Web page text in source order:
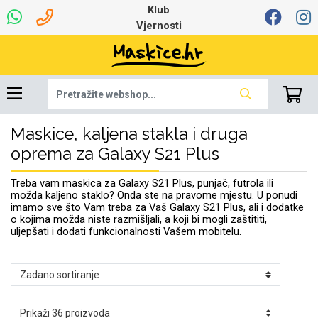
Klub
Vjernosti
Maskice, kaljena stakla i druga
oprema za Galaxy S21 Plus
Treba vam maskica za Galaxy S21 Plus, punjač, futrola ili
možda kaljeno staklo? Onda ste na pravome mjestu. U ponudi
imamo sve što Vam treba za Vaš Galaxy S21 Plus, ali i dodatke
o kojima možda niste razmišljali, a koji bi mogli zaštititi,
uljepšati i dodati funkcionalnosti Vašem mobitelu.
Dinamo maskice za
mobitel
Robotski usisavači Stolne lampe
Najprodavanije -
TOP 100
Šarene maskice
Ljetna kolekcija Proljetna kolekcija
Univerzalna oprema
za tablet
7.0 - 8.0 inča 8.0 - 9.0 inča
Oprema za Lenovo
tablet
Apple Samsung
Igračke i ostalo
Selfie Stick Držači za auto
Punjači Bežični punjači
Mikrofoni Bluetooth slušalice
Pametni Satovi
Memorije i
memorijske kartice
Oprema za Smart
Watch
Auto Kamere
Podloga za miš Tipkovnice i miševi
mikrofoni
Punjači za laptope
Hladnjaci za laptop
Ruksaci i torbice Razno